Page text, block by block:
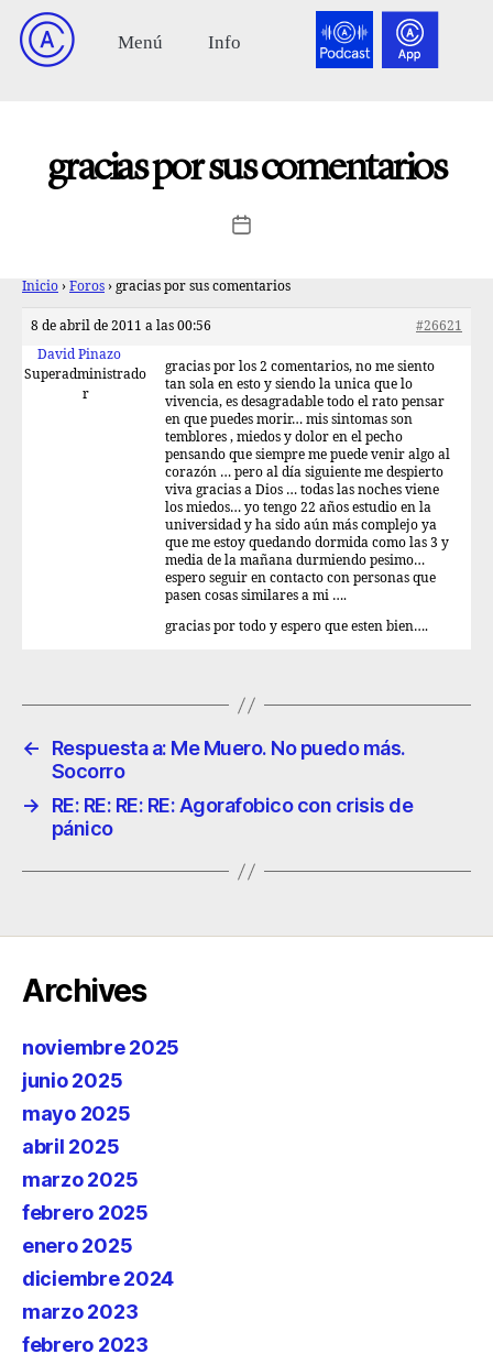
gracias por sus comentarios
Inicio › Foros › gracias por sus comentarios
8 de abril de 2011 a las 00:56
#26621
David Pinazo
Superadministrado
r
gracias por los 2 comentarios, no me siento
tan sola en esto y siendo la unica que lo
vivencia, es desagradable todo el rato pensar
en que puedes morir… mis sintomas son
temblores , miedos y dolor en el pecho
pensando que siempre me puede venir algo al
corazón … pero al día siguiente me despierto
viva gracias a Dios … todas las noches viene
los miedos… yo tengo 22 años estudio en la
universidad y ha sido aún más complejo ya
que me estoy quedando dormida como las 3 y
media de la mañana durmiendo pesimo…
espero seguir en contacto con personas que
pasen cosas similares a mi ….
gracias por todo y espero que esten bien….
←
Respuesta a: Me Muero. No puedo más.
Socorro
→
RE: RE: RE: RE: Agorafobico con crisis de
pánico
Archives
noviembre 2025
junio 2025
mayo 2025
abril 2025
marzo 2025
febrero 2025
enero 2025
diciembre 2024
marzo 2023
febrero 2023